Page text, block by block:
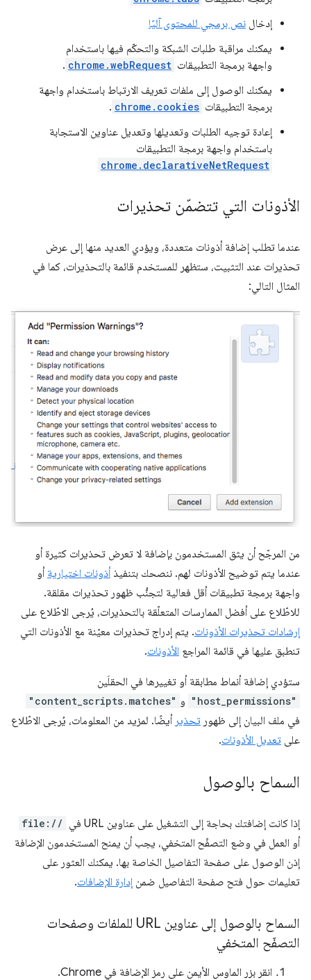
إدخال نص برمجي للمحتوى آليًا
يمكنك مراقبة طلبات الشبكة والتحكّم فيها باستخدام
واجهة برمجة التطبيقات chrome.webRequest
.
يمكنك الوصول إلى ملفات تعريف الارتباط باستخدام واجهة
برمجة التطبيقات chrome.cookies
.
إعادة توجيه الطلبات وتعديلها وتعديل عناوين الاستجابة
باستخدام واجهة برمجة التطبيقات
chrome.declarativeNetRequest
الأذونات التي تتضمّن تحذيرات
عندما تطلب إضافة أذونات متعددة، ويؤدي العديد منها إلى عرض
تحذيرات عند التثبيت، ستظهر للمستخدم قائمة بالتحذيرات، كما في
المثال التالي:
من المرجّح أن يثق المستخدمون بإضافة لا تعرض تحذيرات كثيرة أو
عندما يتم توضيح الأذونات لهم. ننصحك بتنفيذأذونات اختيارية أو
واجهة برمجة تطبيقات أقل فعالية لتجنُّب ظهور تحذيرات مقلقة.
للاطّلاع على أفضل الممارسات المتعلّقة بالتحذيرات، يُرجى الاطّلاع على
إرشادات تحذيرات الأذونات. يتم إدراج تحذيرات معيّنة مع الأذونات التي
تنطبق عليها في قائمة المراجع الأذونات.
ستؤدي إضافة أنماط مطابقة أو تغييرها في الحقلَين
"host_permissions" و "content_scripts.matches"
في ملف البيان إلى ظهور تحذير أيضًا. لمزيد من المعلومات، يُرجى الاطّلاع
على تعديل الأذونات.
السماح بالوصول
إذا كانت إضافتك بحاجة إلى التشغيل على عناوين URL في file://
أو العمل في وضع التصفّح المتخفي، يجب أن يمنح المستخدمون الإضافة
إذن الوصول على صفحة التفاصيل الخاصة بها. يمكنك العثور على
تعليمات حول فتح صفحة التفاصيل ضمن إدارة الإضافات.
السماح بالوصول إلى عناوين URL للملفات وصفحات
التصفّح المتخفي
انقر بزر الماوس الأيمن على رمز الإضافة في Chrome.